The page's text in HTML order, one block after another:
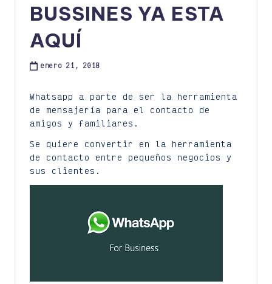
BUSSINES YA ESTA
AQUÍ
enero 21, 2018
Whatsapp a parte de ser la herramienta
de mensajería para el contacto de
amigos y familiares.
Se quiere convertir en la herramienta
de contacto entre pequeños negocios y
sus clientes.